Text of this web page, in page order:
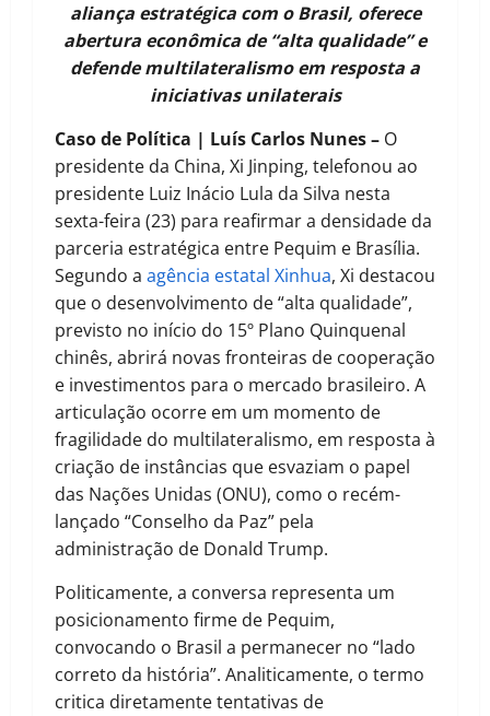
aliança estratégica com o Brasil, oferece
abertura econômica de “alta qualidade” e
defende multilateralismo em resposta a
iniciativas unilaterais
Caso de Política | Luís Carlos Nunes – O
presidente da China, Xi Jinping, telefonou ao
presidente Luiz Inácio Lula da Silva nesta
sexta-feira (23) para reafirmar a densidade da
parceria estratégica entre Pequim e Brasília.
Segundo a agência estatal Xinhua, Xi destacou
que o desenvolvimento de “alta qualidade”,
previsto no início do 15º Plano Quinquenal
chinês, abrirá novas fronteiras de cooperação
e investimentos para o mercado brasileiro. A
articulação ocorre em um momento de
fragilidade do multilateralismo, em resposta à
criação de instâncias que esvaziam o papel
das Nações Unidas (ONU), como o recém-
lançado “Conselho da Paz” pela
administração de Donald Trump.
Politicamente, a conversa representa um
posicionamento firme de Pequim,
convocando o Brasil a permanecer no “lado
correto da história”. Analiticamente, o termo
critica diretamente tentativas de